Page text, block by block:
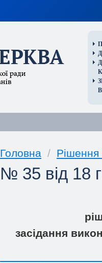
Головна / Рішення
№ 35 від 18
засідання